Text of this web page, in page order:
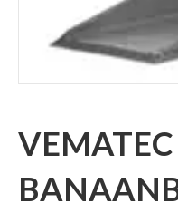
VEMATEC